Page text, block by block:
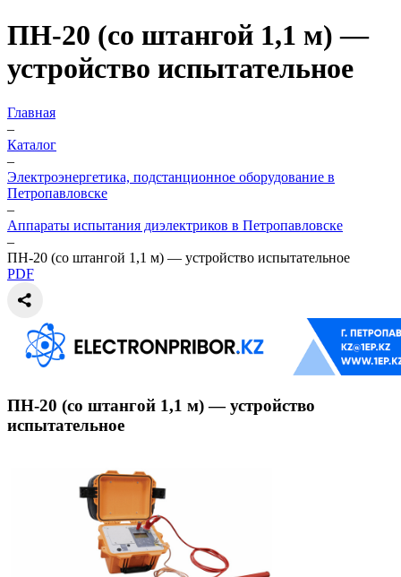
ПН-20 (со штангой 1,1 м) —
устройство испытательное
Главная
–
Каталог
–
Электроэнергетика, подстанционное оборудование в
Петропавловске
–
Аппараты испытания диэлектриков в Петропавловске
–
ПН-20 (со штангой 1,1 м) — устройство испытательное
PDF
ПН-20 (со штангой 1,1 м) — устройство
испытательное